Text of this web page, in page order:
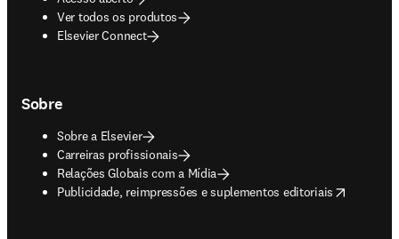
Ver todos os produtos
Elsevier Connect
Sobre
Sobre a Elsevier
Carreiras profissionais
Relações Globais com a Mídia
Publicidade, reimpressões e suplementos editoriais
opens in new tab/window